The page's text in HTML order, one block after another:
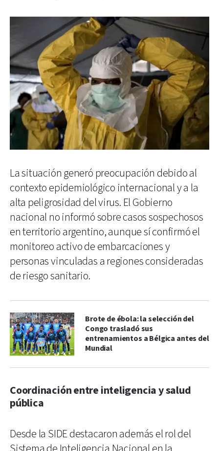
La situación generó preocupación debido al
contexto epidemiológico internacional y a la
alta peligrosidad del virus. El Gobierno
nacional no informó sobre casos sospechosos
en territorio argentino, aunque sí confirmó el
monitoreo activo de embarcaciones y
personas vinculadas a regiones consideradas
de riesgo sanitario.
Brote de ébola: la selección del
Congo trasladó sus
entrenamientos a Bélgica antes del
Mundial
Coordinación entre inteligencia y salud
pública
Desde la SIDE destacaron además el rol del